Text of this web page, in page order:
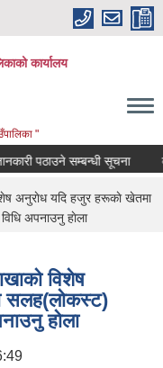
कार्यालय
"
पठाउने सम्बन्धी सूचना
अनुराेध यदि हजुर हरूकाे खेतमा
अपनाउनु हाेला
विशेष
सलह(लाेकस्ट)
हाेला